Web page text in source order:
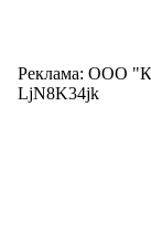
Реклама: ООО
LjN8K34jk